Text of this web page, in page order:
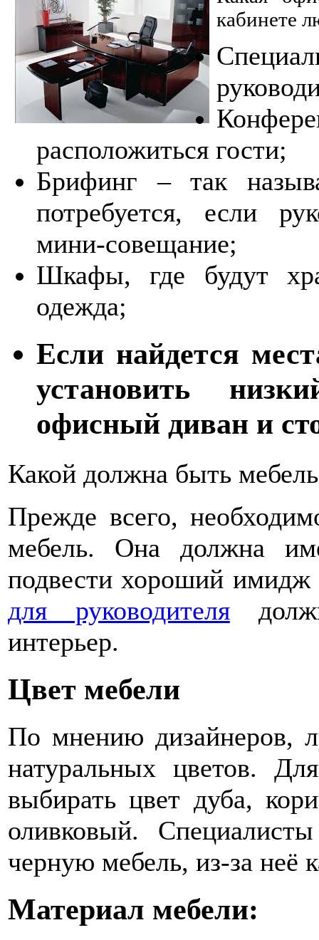
кабинете
расположиться гости;
Брифинг – так
потребуется, если
мини-совещание;
Шкафы, где будут
одежда;
Если найдется
установить
офисный диван и
Какой должна быть
Прежде всего,
мебель. Она должна
подвести хороший имидж
для руководителя
интерьер.
Цвет мебели
По мнению дизайнеров,
натуральных цветов.
выбирать цвет дуба,
оливковый.
черную мебель, из-за неё
Материал мебели: